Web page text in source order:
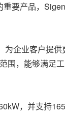
要产品，
为企业客户提
围，能够满足
，并支持